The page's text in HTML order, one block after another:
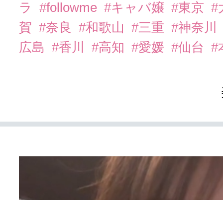
ラ
#followme #キャバ嬢 #東京 #
賀 #奈良 #和歌山 #三重 #神奈川
広島
#香川 #高知 #愛媛 #仙台 #